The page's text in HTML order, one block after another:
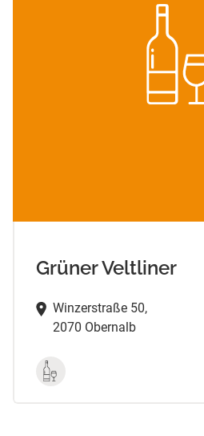
Grüner Veltliner
Winzerstraße 50,
2070 Obernalb